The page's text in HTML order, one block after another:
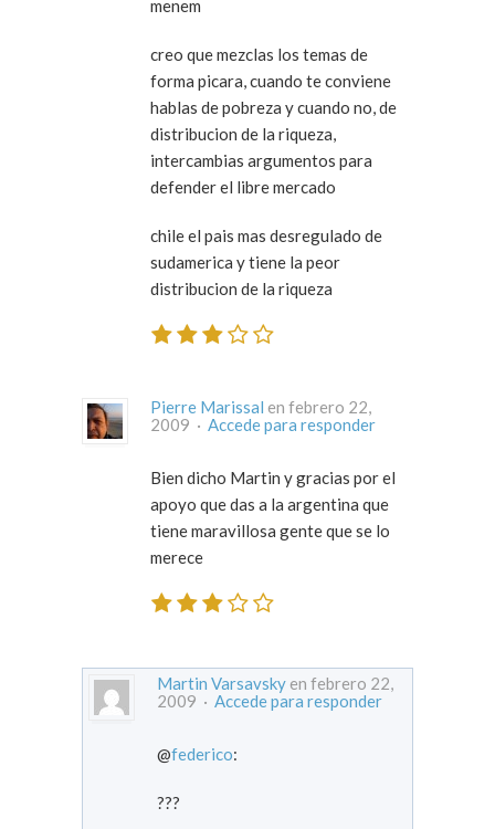
menem
creo que mezclas los temas de
forma picara, cuando te conviene
hablas de pobreza y cuando no, de
distribucion de la riqueza,
intercambias argumentos para
defender el libre mercado
chile el pais mas desregulado de
sudamerica y tiene la peor
distribucion de la riqueza
Pierre Marissal en febrero 22,
2009 · Accede para responder
Bien dicho Martin y gracias por el
apoyo que das a la argentina que
tiene maravillosa gente que se lo
merece
Martin Varsavsky en febrero 22,
2009 · Accede para responder
@federico:
???